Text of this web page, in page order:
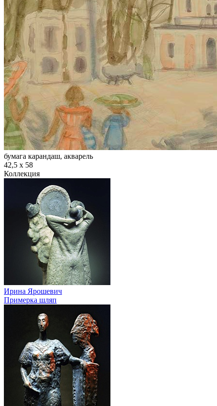
бумага карандаш, акварель
42,5 х 58
Коллекция
Ирина Ярошевич
Примерка шляп